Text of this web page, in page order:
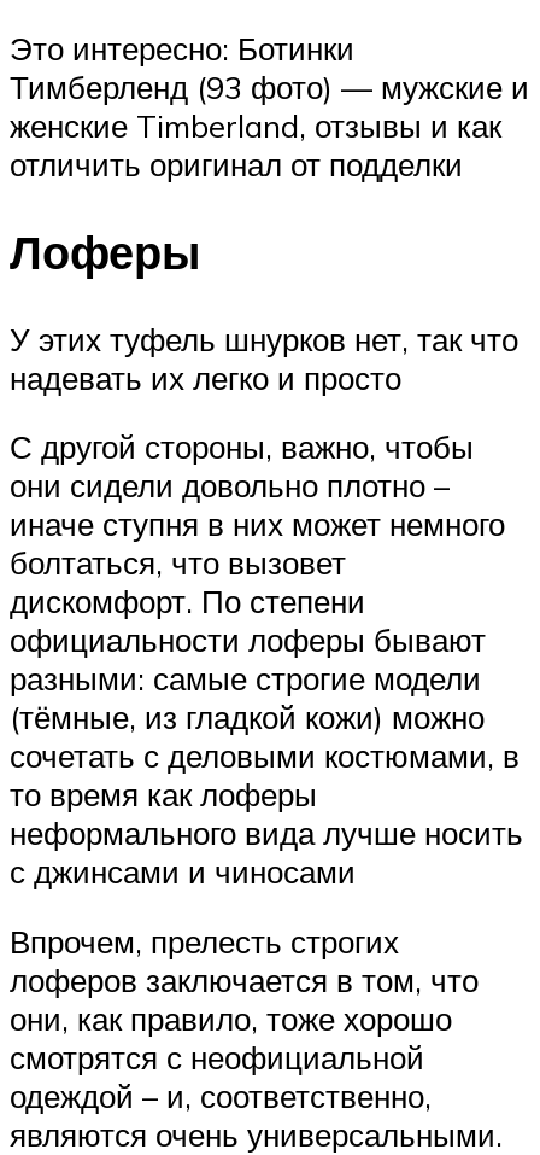
Это интересно: Ботинки
Тимберленд (93 фото) — мужские и
женские Timberland, отзывы и как
отличить оригинал от подделки
Лоферы
У этих туфель шнурков нет, так что
надевать их легко и просто
С другой стороны, важно, чтобы
они сидели довольно плотно –
иначе ступня в них может немного
болтаться, что вызовет
дискомфорт. По степени
официальности лоферы бывают
разными: самые строгие модели
(тёмные, из гладкой кожи) можно
сочетать с деловыми костюмами, в
то время как лоферы
неформального вида лучше носить
с джинсами и чиносами
Впрочем, прелесть строгих
лоферов заключается в том, что
они, как правило, тоже хорошо
смотрятся с неофициальной
одеждой – и, соответственно,
являются очень универсальными.